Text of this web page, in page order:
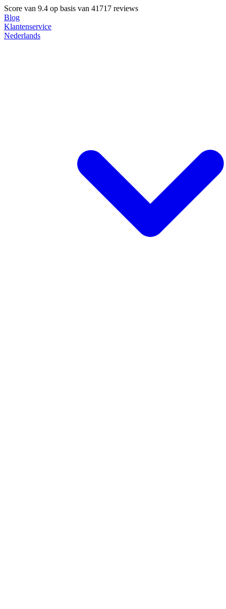
Score van 9.4 op basis van 41717 reviews
Blog
Klantenservice
Nederlands